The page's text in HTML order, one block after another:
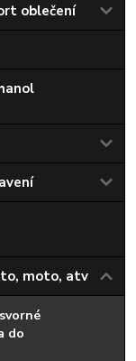
oblečení
moto, atv
do